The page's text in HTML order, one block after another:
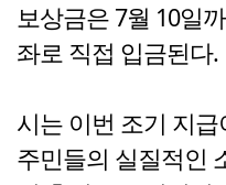
보상금은 7월 10일
좌로 직접 입금된다.
시는 이번 조기 지
주민들의 실질적인